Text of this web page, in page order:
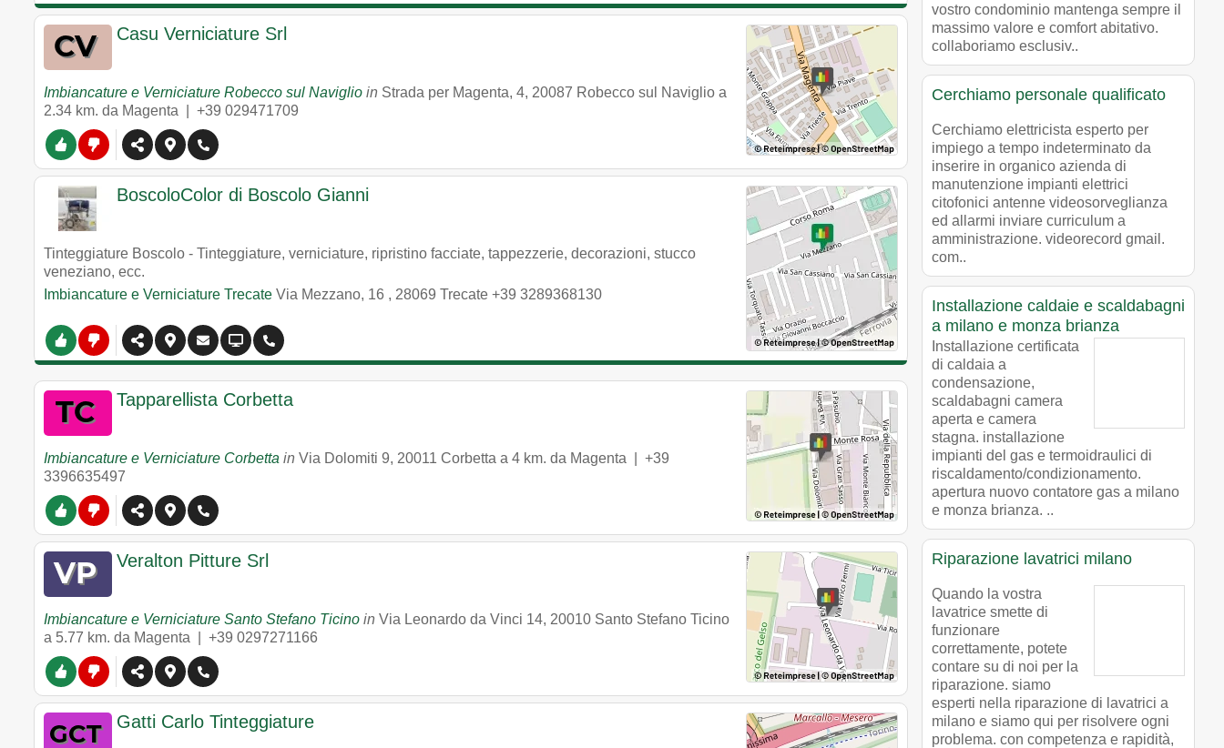
Casu Verniciature Srl
Imbiancature e Verniciature Robecco sul Naviglio in Strada per Magenta, 4, 20087 Robecco sul Naviglio a
2.34 km. da Magenta | +39 029471709
BoscoloColor di Boscolo Gianni
Tinteggiature Boscolo - Tinteggiature, verniciature, ripristino facciate, tappezzerie, decorazioni, stucco
veneziano, ecc.
Imbiancature e Verniciature Trecate Via Mezzano, 16 , 28069 Trecate +39 3289368130
Tapparellista Corbetta
Imbiancature e Verniciature Corbetta in Via Dolomiti 9, 20011 Corbetta a 4 km. da Magenta | +39
3396635497
Veralton Pitture Srl
Imbiancature e Verniciature Santo Stefano Ticino in Via Leonardo da Vinci 14, 20010 Santo Stefano Ticino
a 5.77 km. da Magenta | +39 0297271166
Gatti Carlo Tinteggiature
vostro condominio mantenga sempre il
massimo valore e comfort abitativo.
collaboriamo esclusiv..
Cerchiamo personale qualificato
Cerchiamo elettricista esperto per
impiego a tempo indeterminato da
inserire in organico azienda di
manutenzione impianti elettrici
citofonici antenne videosorveglianza
ed allarmi inviare curriculum a
amministrazione. videorecord gmail.
com..
Installazione caldaie e scaldabagni
a milano e monza brianza
Installazione certificata
di caldaia a
condensazione,
scaldabagni camera
aperta e camera
stagna. installazione
impianti del gas e termoidraulici di
riscaldamento/condizionamento.
apertura nuovo contatore gas a milano
e monza brianza. ..
Riparazione lavatrici milano
Quando la vostra
lavatrice smette di
funzionare
correttamente, potete
contare su di noi per la
riparazione. siamo
esperti nella riparazione di lavatrici a
milano e siamo qui per risolvere ogni
problema. con competenza e rapidità,